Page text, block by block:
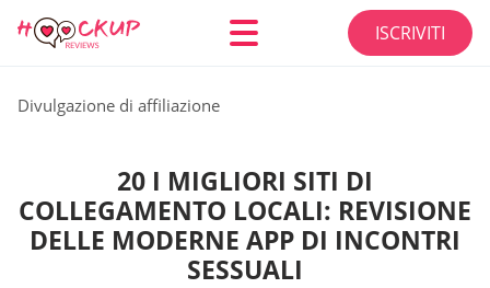
ISCRIVITI
Divulgazione di affiliazione
20 I MIGLIORI SITI DI
COLLEGAMENTO LOCALI: REVISIONE
DELLE MODERNE APP DI INCONTRI
SESSUALI